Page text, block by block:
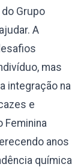
Grupo
A
mas
integração na
e
Feminina
anos
química